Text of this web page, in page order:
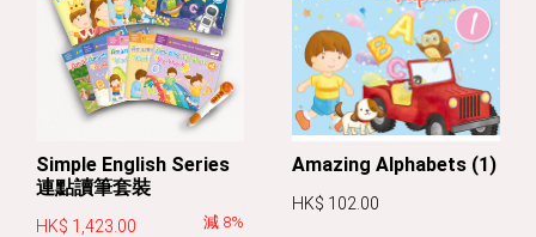
Simple English Series
連點讀筆套裝
HK$ 1,423.00 減 8%
Amazing Alphabets (1)
HK$ 102.00